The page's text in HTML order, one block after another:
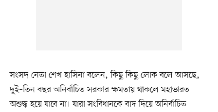
সংসদ নেতা শেখ হাসিনা বলেন, কিছু কিছু লোক বলে আসছে,
দুই–তিন বছর অনির্বাচিত সরকার ক্ষমতায় থাকলে মহাভারত
অশুদ্ধ হয়ে যাবে না। যারা সংবিধানকে বাদ দিয়ে অনির্বাচিত